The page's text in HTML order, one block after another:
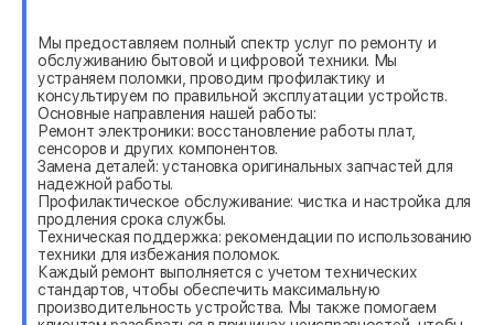
Мы предоставляем полный спектр услуг по ремонту и
обслуживанию бытовой и цифровой техники. Мы
устраняем поломки, проводим профилактику и
консультируем по правильной эксплуатации устройств.
Основные направления нашей работы:
Ремонт электроники: восстановление работы плат,
сенсоров и других компонентов.
Замена деталей: установка оригинальных запчастей для
надежной работы.
Профилактическое обслуживание: чистка и настройка для
продления срока службы.
Техническая поддержка: рекомендации по использованию
техники для избежания поломок.
Каждый ремонт выполняется с учетом технических
стандартов, чтобы обеспечить максимальную
производительность устройства. Мы также помогаем